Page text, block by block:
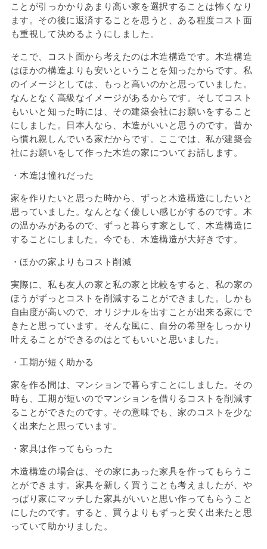
ことが引っかかりあまり高い家を選択することは怖くなり
ます。その後に返済することを思うと、ある程度コスト面
も重視して決めるようにしました。
そこで、コスト面から考えたのは木造構造です。木造構造
はほかの構造よりも安いということを知ったからです。私
のイメージとしては、もっと高いのかと思っていました。
なんとなく高級なイメージがあるからです。そしてコスト
もいいと知った時には、その建築会社にお願いをすること
にしました。日本人なら、木造がいいと思うのです。昔か
ら慣れ親しんでいる家だからです。ここでは、私が建築会
社にお願いをして作った木造の家についてお話します。
・木造は憧れだった
家を作りたいと思った時から、ずっと木造構造にしたいと
思っていました。なんとなく優しい感じがするのです。木
の温かみがあるので、ずっと暮らす家として、木造構造に
することにしました。今でも、木造構造が大好きです。
・ほかの家よりもコスト削減
実際に、私も友人の家と私の家と比較をすると、私の家の
ほうがずっとコストを削減することができました。しかも
自由度が高いので、オリジナルを出すことが出来る家にで
きたと思っています。そんな風に、自分の希望をしっかり
叶えることができるのはとてもいいと思いました。
・工期が短く助かる
家を作る間は、マンションで暮らすことにしました。その
時も、工期が短いのでマンションを借りるコストを削減す
ることができたのです。その意味でも、家のコストを少な
く出来たと思っています。
・家具は作ってもらった
木造構造の場合は、その家にあった家具を作ってもらうこ
とができます。家具を新しく買うことも考えましたが、や
っぱり家にマッチした家具がいいと思い作ってもらうこと
にしたのです。すると、買うよりもずっと安く出来たと思
っていて助かりました。